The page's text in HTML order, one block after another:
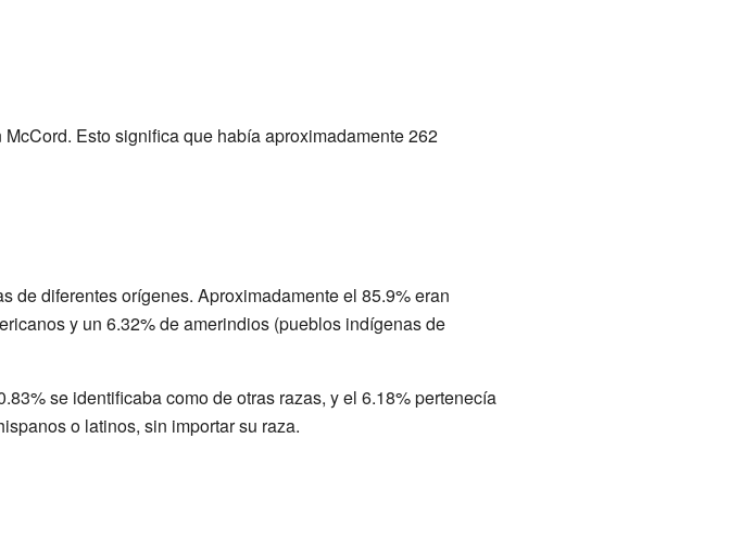
Esto significa que había aproximadamente 262
de diferentes orígenes. Aproximadamente el 85.9% eran
y un 6.32% de amerindios (pueblos indígenas de
se identificaba como de otras razas, y el 6.18% pertenecía
o latinos, sin importar su raza.